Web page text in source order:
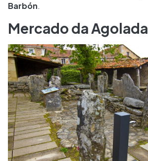
Barbón.
Mercado da Agolada